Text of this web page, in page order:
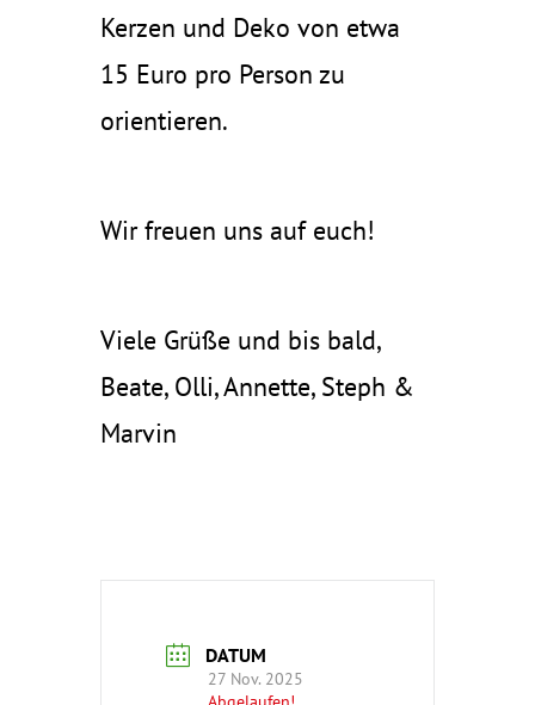
Kerzen und Deko von etwa
15 Euro pro Person zu
orientieren.
Wir freuen uns auf euch!
Viele Grüße und bis bald,
Beate, Olli, Annette, Steph &
Marvin
DATUM
27 Nov. 2025